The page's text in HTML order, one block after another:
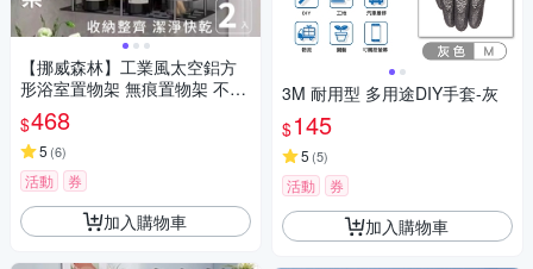
【挪威森林】工業風太空鋁方
形浴室置物架 無痕置物架 不銹
收納瀝水架-2入(獨家強力加大
貼片款)
$468
5 (6)
活動 券
加入購物車
3M 耐用型 多用途DIY手套-灰
$145
5 (5)
活動 券
加入購物車